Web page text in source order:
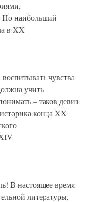
Но наибольший
в XX
чувства
учить
– таков девиз
конца XX
В настоящее время
литературы,